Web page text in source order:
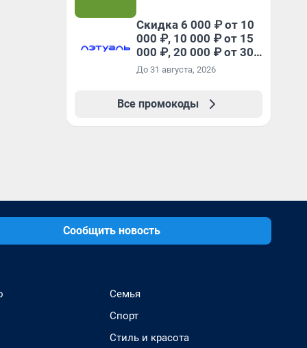
Скидка 6 000 ₽ от 10
000 ₽, 10 000 ₽ от 15
000 ₽, 20 000 ₽ от 30
000 ₽ и 35 000 ₽ от 50
промокоду НАБЕРИ
До 31 августа, 2026
Все промокоды
Сообщить новость
Семья
Спорт
Стиль и красота